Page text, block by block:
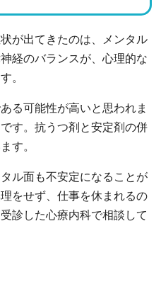
が出てきたのは、メンタル
経のバランスが、心理的な
。
る可能性が高いと思われま
す。抗うつ剤と安定剤の併
す。
ル面も不安定になることが
をせず、仕事を休まれるの
診した心療内科で相談して